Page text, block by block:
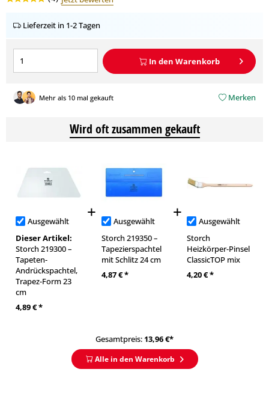
Lieferzeit in 1-2 Tagen
In den Warenkorb
Mehr als 10 mal gekauft Merken
Wird oft zusammen gekauft
Ausgewählt
Dieser Artikel:
Storch 219300 –
Tapeten-
Andrückspachtel,
Trapez-Form 23
cm
4,89 € *
Ausgewählt
Storch 219350 –
Tapezierspachtel
mit Schlitz 24 cm
4,87 € *
Ausgewählt
Storch
Heizkörper-Pinsel
ClassicTOP mix
4,20 € *
Gesamtpreis: 13,96€*
Alle in den Warenkorb